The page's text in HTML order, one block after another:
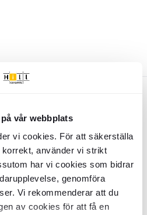
vår webbplats
vi cookies. För att säkerställa
använder vi strikt
har vi cookies som bidrar
genomföra
Vi rekommenderar att du
av cookies för att få en